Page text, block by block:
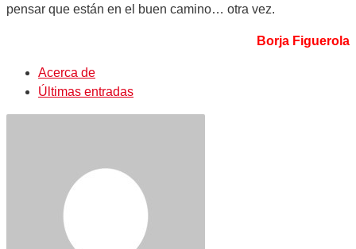
pensar que están en el buen camino… otra vez.
Borja Figuerola
Acerca de
Últimas entradas